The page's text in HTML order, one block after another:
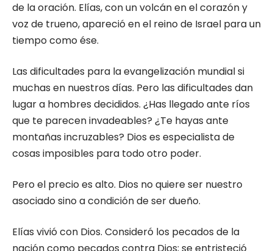
de la oración. Elías, con un volcán en el corazón y
voz de trueno, apareció en el reino de Israel para un
tiempo como ése.
Las dificultades para la evangelización mundial si
muchas en nuestros días. Pero las dificultades dan
lugar a hombres decididos. ¿Has llegado ante ríos
que te parecen invadea­bles? ¿Te hayas ante
montañas incruzables? Dios es especialista de
cosas imposibles para todo otro poder.
Pero el precio es alto. Dios no quiere ser nuestro
asociado sino a condición de ser dueño.
Elías vivió con Dios. Consideró los pecados de la